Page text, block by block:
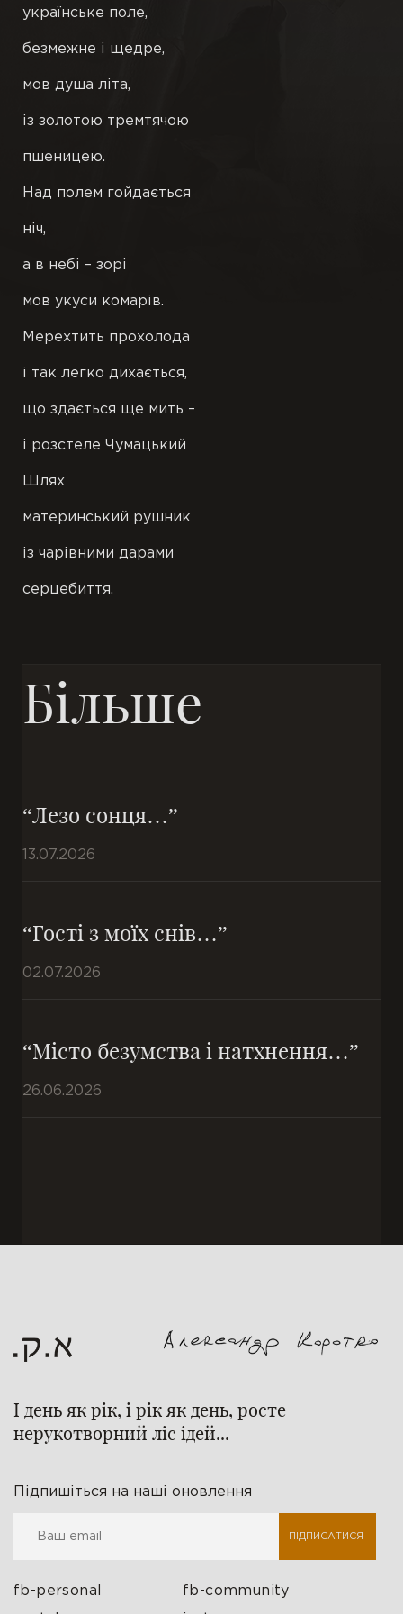
П’єси
Переклади
Ілюстрації
Публікації
українське поле,
безмежне і щедре,
мов душа літа,
із золотою тремтячою
пшеницею.
Над полем гойдається
ніч,
а в небі – зорі
мов укуси комарів.
Мерехтить прохолода
і так легко дихається,
що здається ще мить –
і розстеле Чумацький
Шлях
материнський рушник
із чарівними дарами
серцебиття.
Більше
“Лезо сонця…”
13.07.2026
“Гості з моїх снів…”
02.07.2026
“Місто безумства і натхнення…”
26.06.2026
І день як рік, і рік як день, росте
нерукотворний ліс ідей...
Підпишіться на наші оновлення
ПІДПИСАТИСЯ
fb-personal fb-community